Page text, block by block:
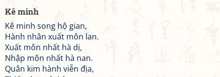
Kê minh
Kê minh song hộ gian,
Hành nhân xuất môn lan.
Xuất môn nhất hà dị,
Nhập môn nhất hà nan.
Quân kim hành viễn địa,